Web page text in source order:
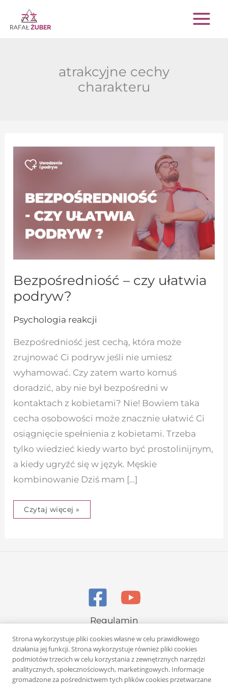
Przejdź
do
atrakcyjne cechy
charakteru
Bezpośredniość – czy ułatwia
podryw?
Psychologia reakcji
Bezpośredniość jest cechą, która może
zrujnować Ci podryw jeśli nie umiesz
wyhamować. Czy zatem warto komuś
doradzić, aby nie był bezpośredni w
kontaktach z kobietami? Nie! Bowiem taka
cecha osobowości może znacznie ułatwić Ci
osiągnięcie spełnienia z kobietami. Trzeba
tylko wiedzieć kiedy warto być prostolinijnym,
a kiedy ugryźć się w język. Męskie
kombinowanie Dziś mam […]
Bezpośredniość
czy
ułatwia
Czytaj więcej »
Regulamin
Polityka prywatności
Strona wykorzystuje pliki cookies własne w celu prawidłowego
działania jej funkcji. Strona wykorzystuje również pliki cookies
podmiotów trzecich w celu korzystania z zewnętrznych narzędzi
analitycznych, społecznościowych, marketingowych. Informacje
gromadzone za pośrednictwem tych plików cookies przetwarzane